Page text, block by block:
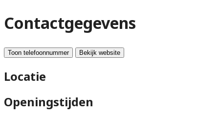
Contactgegevens
Toon telefoonnummer Bekijk website
Locatie
Openingstijden